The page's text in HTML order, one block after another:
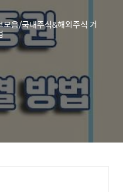
모음/국내주식&해외주식 거